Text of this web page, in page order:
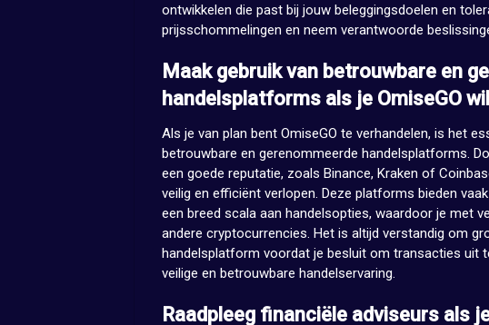
ontwikkelen die past bij jouw beleggingsdoelen en
prijsschommelingen en neem verantwoorde
Maak gebruik van betrouwbare en
handelsplatforms als je OmiseGO
Als je van plan bent OmiseGO te verhandelen, is het
betrouwbare en gerenommeerde handelsplatforms.
een goede reputatie, zoals Binance, Kraken of
veilig en efficiënt verlopen. Deze platforms bieden
een breed scala aan handelsopties, waardoor je met
andere cryptocurrencies. Het is altijd verstandig om
handelsplatform voordat je besluit om transacties uit
veilige en betrouwbare handelservaring.
Raadpleeg financiële adviseurs als